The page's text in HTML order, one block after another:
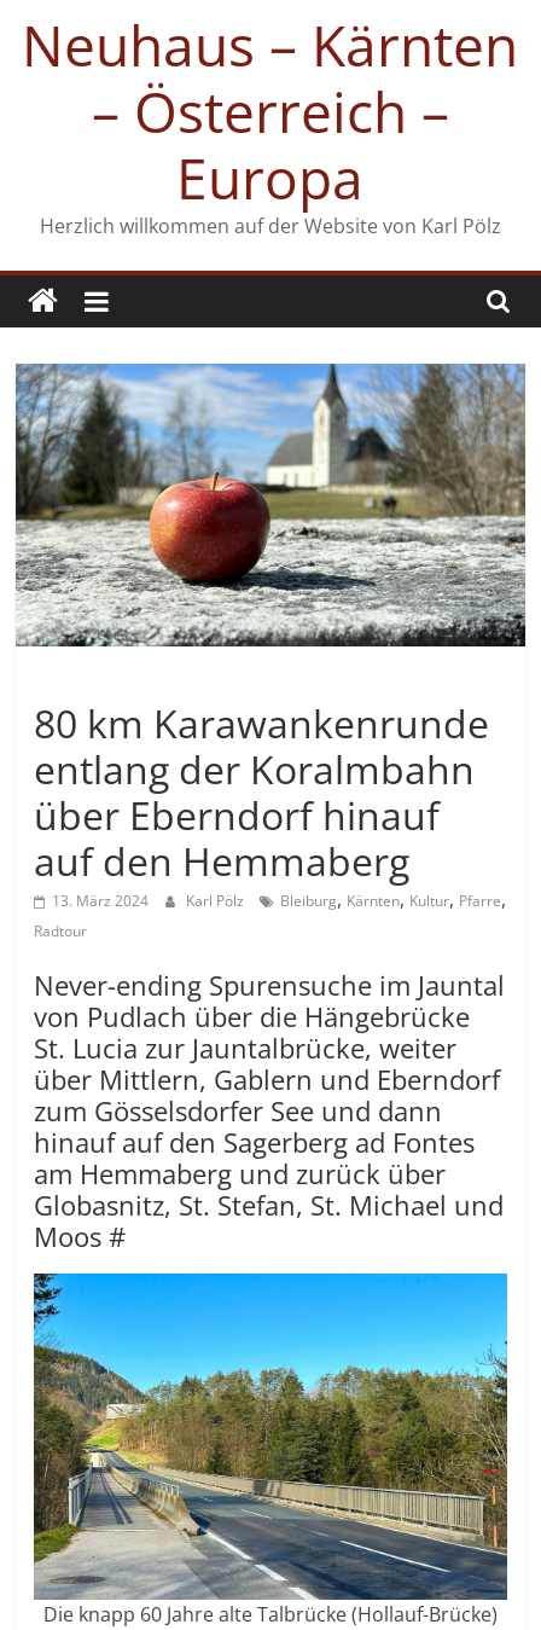
Inhalt
springen
Neuhaus – Kärnten
– Österreich –
Europa
Herzlich willkommen auf der Website von Karl Pölz
80 km Karawankenrunde
entlang der Koralmbahn
über Eberndorf hinauf
auf den Hemmaberg
13. März 2024 Karl Pölz Bleiburg, Kärnten, Kultur, Pfarre,
Radtour
Never-ending Spurensuche im Jauntal
von Pudlach über die Hängebrücke
St. Lucia zur Jauntalbrücke, weiter
über Mittlern, Gablern und Eberndorf
zum Gösselsdorfer See und dann
hinauf auf den Sagerberg ad Fontes
am Hemmaberg und zurück über
Globasnitz, St. Stefan, St. Michael und
Moos #
Die knapp 60 Jahre alte Talbrücke (Hollauf-Brücke)